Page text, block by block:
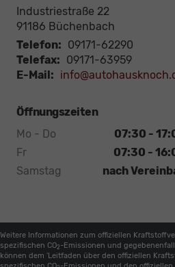
Industriestraße 22
91186 Büchenbach
Telefon: 09171-62290
Telefax: 09171-63959
E-Mail:
Öffnungszeiten
Mo - Do
07:30 -
Fr
07:30 -
Samstag
nach
Weitere Informationen zum offiziellen
spezifischen CO2 -Emissionen und
können dem 'Leitfaden über den offiziellen